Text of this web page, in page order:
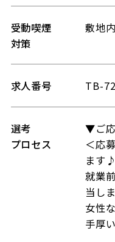
受動喫煙
対策
敷地
求人番号 TB-
選考
プロセス
▼ご
＜応
ます
就業
当しま
女性
手厚